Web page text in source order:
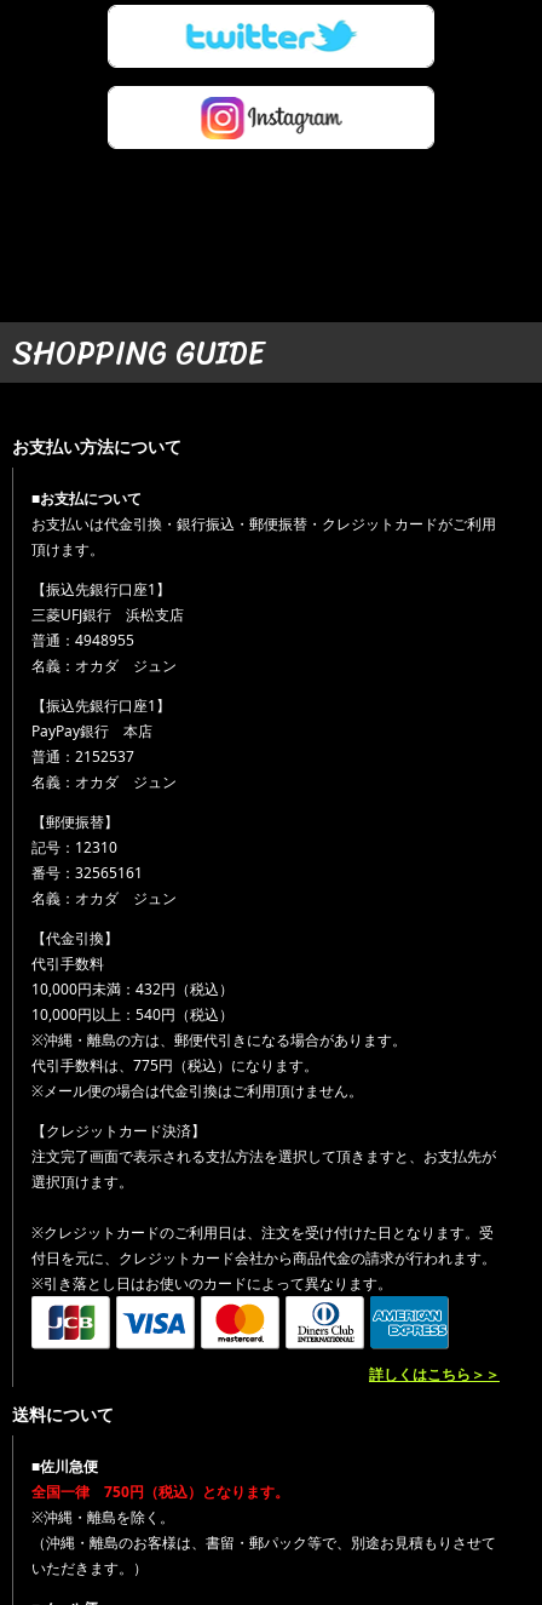
SHOPPING GUIDE
お支払い方法について
■お支払について
お支払いは代金引換・銀行振込・郵便振替・クレジットカードがご利用
頂けます。
【振込先銀行口座1】
三菱UFJ銀行 浜松支店
普通：4948955
名義：オカダ ジュン
【振込先銀行口座1】
PayPay銀行 本店
普通：2152537
名義：オカダ ジュン
【郵便振替】
記号：12310
番号：32565161
名義：オカダ ジュン
【代金引換】
代引手数料
10,000円未満：432円（税込）
10,000円以上：540円（税込）
※沖縄・離島の方は、郵便代引きになる場合があります。
代引手数料は、775円（税込）になります。
※メール便の場合は代金引換はご利用頂けません。
【クレジットカード決済】
注文完了画面で表示される支払方法を選択して頂きますと、お支払先が
選択頂けます。
※クレジットカードのご利用日は、注文を受け付けた日となります。受
付日を元に、クレジットカード会社から商品代金の請求が行われます。
※引き落とし日はお使いのカードによって異なります。
詳しくはこちら＞＞
送料について
■佐川急便
全国一律 750円（税込）となります。
※沖縄・離島を除く。
（沖縄・離島のお客様は、書留・郵パック等で、別途お見積もりさせて
いただきます。）